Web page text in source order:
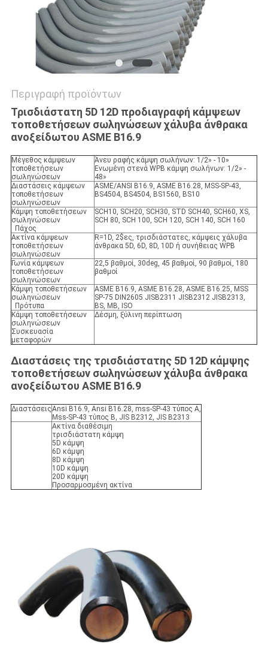
Περιγραφή προϊόντων
Τρισδιάστατη 5D 12D προδιαγραφή κάμψεων
τοποθετήσεων σωληνώσεων χάλυβα άνθρακα
ανοξείδωτου ASME B16.9
Μέγεθος κάμψεων
τοποθετήσεων
σωληνώσεων
Άνευ ραφής κάμψη σωλήνων: 1/2» - 10»
Ενωμένη στενά WPB κάμψη σωλήνων: 1/2» -
48»
Διαστάσεις κάμψεων
τοποθετήσεων
σωληνώσεων
ASME/ANSI B16.9, ASME B16.28, MSS-SP-43,
BS4504, BS4504, BS1560, BS10
Κάμψη τοποθετήσεων
σωληνώσεων
Πάχος
SCH10, SCH20, SCH30, STD SCH40, SCH60, XS,
SCH 80, SCH 100, SCH 120, SCH 140, SCH 160
Ακτίνα κάμψεων
τοποθετήσεων
σωληνώσεων
R=1D, 2$ες, τρισδιάστατες, κάμψεις χάλυβα
άνθρακα 5D, 6D, 8D, 10D ή συνήθειας WPB
Γωνία κάμψεων
τοποθετήσεων
σωληνώσεων
22,5 βαθμοί, 30deg, 45 βαθμοί, 90 βαθμοί, 180
βαθμοί
Κάμψη τοποθετήσεων
σωληνώσεων
Πρότυπα
ASME B16.9, ASME B16.28, ASME B16.25, MSS
SP-75 DIN2605 JISB2311 JISB2312 JISB2313,
BS, ΜΒ, ISO
Κάμψη τοποθετήσεων
σωληνώσεων
Συσκευασία
μεταφορών
Δέσμη, ξύλινη περίπτωση
Διαστάσεις της τρισδιάστατης 5D 12D κάμψης
τοποθετήσεων σωληνώσεων χάλυβα άνθρακα
ανοξείδωτου ASME B16.9
ΔιαστάσειςAnsi B16.9, Ansi B16.28, mss-SP-43 τύπος Α,
Mss-SP-43 τύπος Β, JIS B2312, JIS B2313
Ακτίνα διαθέσιμη
τρισδιάστατη κάμψη
5D κάμψη
6D κάμψη
8D κάμψη
10D κάμψη
20D κάμψη
Προσαρμοσμένη ακτίνα